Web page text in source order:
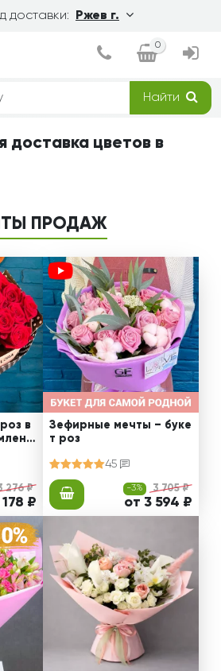
доставки: Ржев г.
0
Найти
доставка цветов в
ПРОДАЖ
в
276 ₽
₽
Зефирные мечты – буке
т роз
45
-3% 3 705 ₽
от 3 594 ₽